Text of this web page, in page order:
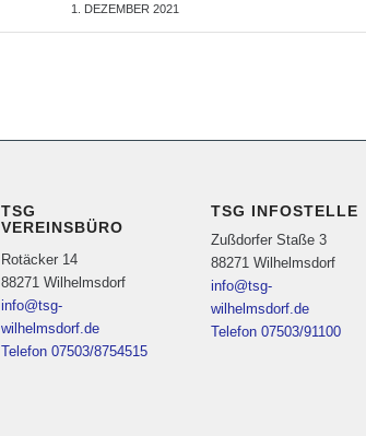
1. DEZEMBER 2021
TSG
VEREINSBÜRO
Rotäcker 14
88271 Wilhelmsdorf
info@tsg-
wilhelmsdorf.de
Telefon 07503/8754515
TSG INFOSTELLE
Zußdorfer Staße 3
88271 Wilhelmsdorf
info@tsg-
wilhelmsdorf.de
Telefon 07503/91100